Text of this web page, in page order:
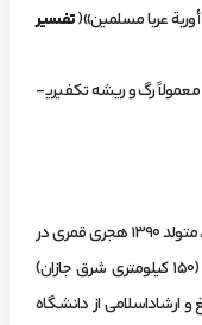
عربا مسلمين»(تفسیر
رگ و ریشه تکفیری­
. حسن بن فرحان حسن الزغلی الخالدی المالکی، متولد ۱۳۹۰ هجری قمری در
منطقه کوهستانی بنی مالک در جنوب سعودی (۱۵۰ کیلومتری شرق جازان)
تبلیغ و ارشاداسلامی از دانشگاه